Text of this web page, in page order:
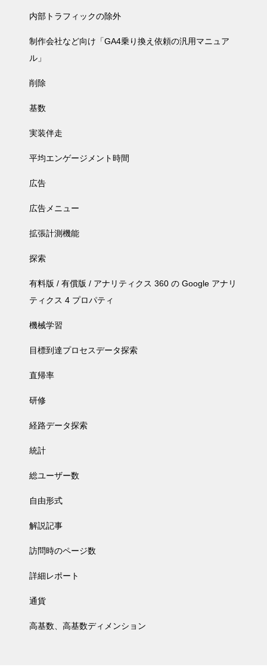
内部トラフィックの除外
制作会社など向け「GA4乗り換え依頼の汎用マニュア
ル」
削除
基数
実装伴走
平均エンゲージメント時間
広告
広告メニュー
拡張計測機能
探索
有料版 / 有償版 / アナリティクス 360 の Google アナリ
ティクス 4 プロパティ
機械学習
目標到達プロセスデータ探索
直帰率
研修
経路データ探索
統計
総ユーザー数
自由形式
解説記事
訪問時のページ数
詳細レポート
通貨
高基数、高基数ディメンション